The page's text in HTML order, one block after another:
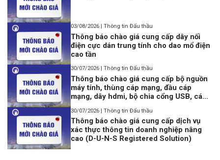
03/08/2026 | Thông tin Đấu thầu
Thông báo chào giá cung cấp dây nối
điện cực dán trung tính cho dao mổ điện
cao tần
30/07/2026 | Thông tin Đấu thầu
Thông báo chào giá cung cấp bộ nguồn
máy tính, thùng cáp mạng, đầu cáp
mạng, dây hdmi, bộ chia cổng USB, cáp
30/07/2026 | Thông tin Đấu thầu
Thông báo chào giá cung cấp dịch vụ
xác thực thông tin doanh nghiệp nâng
cao (D-U-N-S Registered Solution)